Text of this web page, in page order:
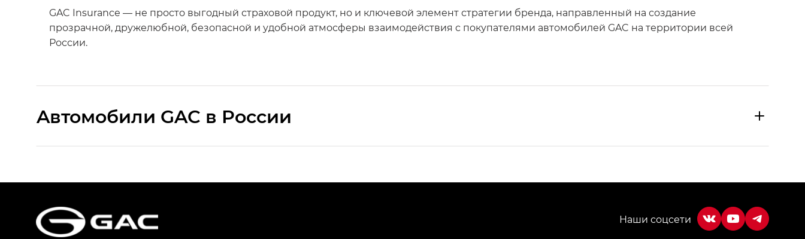
GAC Insurance — не просто выгодный страховой продукт, но и ключевой элемент стратегии бренда, направленный на создание
прозрачной, дружелюбной, безопасной и удобной атмосферы взаимодействия с покупателями автомобилей GAC на территории всей
России.
Aвтомобили GAC в России
HYPTEC HT — Хайптек Эйч Ти (HYPTEC HT) в комплектации Экс ПРЕМИУМ — EX PREMIUM